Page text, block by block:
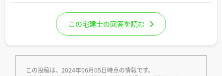
この宅建士の回答を読む
この投稿は、2024年06月05日時点の情報です。